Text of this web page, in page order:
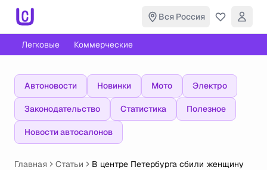
Вся Россия
Легковые Коммерческие
Автоновости Новинки Мото Электро
Законодательство Статистика Полезное
Новости автосалонов
Главная Статьи В центре Петербурга сбили женщину